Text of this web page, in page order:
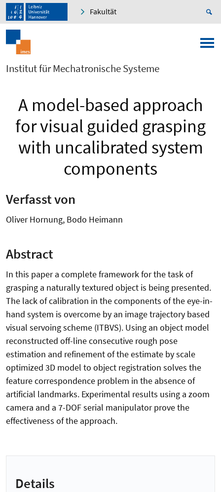
Fakultät
Institut für Mechatronische Systeme
A model-based approach
for visual guided grasping
with uncalibrated system
components
Verfasst von
Oliver Hornung, Bodo Heimann
Abstract
In this paper a complete framework for the task of
grasping a naturally textured object is being presented.
The lack of calibration in the components of the eye-in-
hand system is overcome by an image trajectory based
visual servoing scheme (ITBVS). Using an object model
reconstructed off-line consecutive rough pose
estimation and refinement of the estimate by scale
optimized 3D model to object registration solves the
feature correspondence problem in the absence of
artificial landmarks. Experimental results using a zoom
camera and a 7-DOF serial manipulator prove the
effectiveness of the approach.
Details